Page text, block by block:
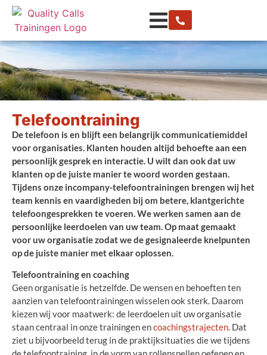
Telefoontraining
De telefoon is en blijft een belangrijk communicatiemiddel
voor organisaties. Klanten houden altijd behoefte aan een
persoonlijk gesprek en interactie. U wilt dan ook dat uw
klanten op de juiste manier te woord worden gestaan.
Tijdens onze incompany-telefoontrainingen brengen wij het
team kennis en vaardigheden bij om betere, klantgerichte
telefoongesprekken te voeren. We werken samen aan de
persoonlijke leerdoelen van uw team. Op maat gemaakt
voor uw organisatie zodat we de gesignaleerde knelpunten
op de juiste manier met elkaar oplossen.
Telefoontraining en coaching
Geen organisatie is hetzelfde. De wensen en behoeften ten
aanzien van telefoontrainingen wisselen ook sterk. Daarom
kiezen wij voor maatwerk: de leerdoelen uit uw organisatie
staan centraal in onze trainingen encoachingstrajecten. Dat
ziet u bijvoorbeeld terug in de praktijksituaties die we tijdens